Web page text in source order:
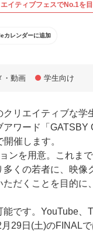
イティブフェスでNo.1を目
カレンダーに追加
・動画 学生向け
リエイティブな学
ワード「GATSBY
催します。
ンを用意。これま
くの若者に、映像
だくことを目的に
です。YouTube、
29日(土)のFINAL